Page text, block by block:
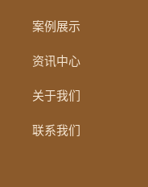
案例展示
资讯中心
关于我们
联系我们